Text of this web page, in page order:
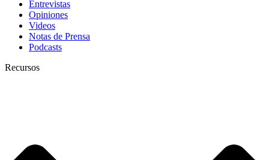
Entrevistas
Opiniones
Videos
Notas de Prensa
Podcasts
Recursos